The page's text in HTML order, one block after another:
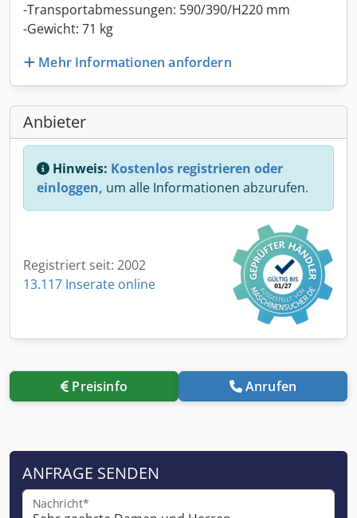
-Transportabmessungen: 590/390/H220 mm
-Gewicht: 71 kg
Mehr Informationen anfordern
Anbieter
Hinweis: Kostenlos registrieren oder
einloggen, um alle Informationen abzurufen.
Registriert seit: 2002
13.117 Inserate online
Preisinfo Anrufen
ANFRAGE SENDEN
Nachricht*